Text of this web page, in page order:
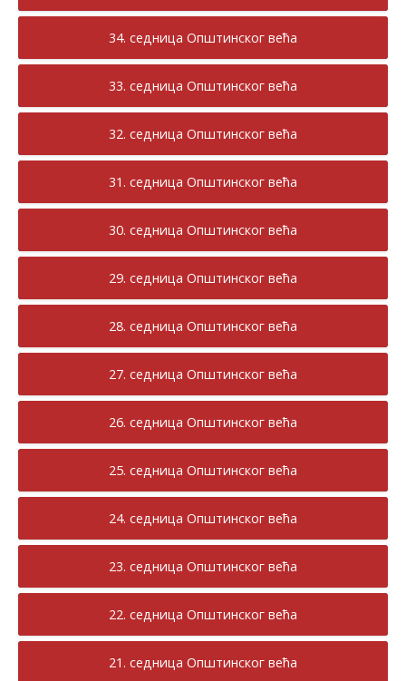
34. седница Општинског већа
33. седница Општинског већа
32. седница Општинског већа
31. седница Општинског већа
30. седница Општинског већа
29. седница Општинског већа
28. седница Општинског већа
27. седница Општинског већа
26. седница Општинског већа
25. седница Општинског већа
24. седница Општинског већа
23. седница Општинског већа
22. седница Општинског већа
21. седница Општинског већа